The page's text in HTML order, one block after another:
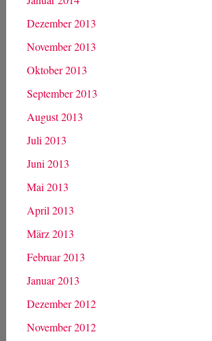
Dezember 2013
November 2013
Oktober 2013
September 2013
August 2013
Juli 2013
Juni 2013
Mai 2013
April 2013
März 2013
Februar 2013
Januar 2013
Dezember 2012
November 2012